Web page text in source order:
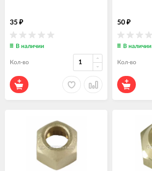
35 ₽
В наличии
Кол-во
50 ₽
В наличии
Кол-во